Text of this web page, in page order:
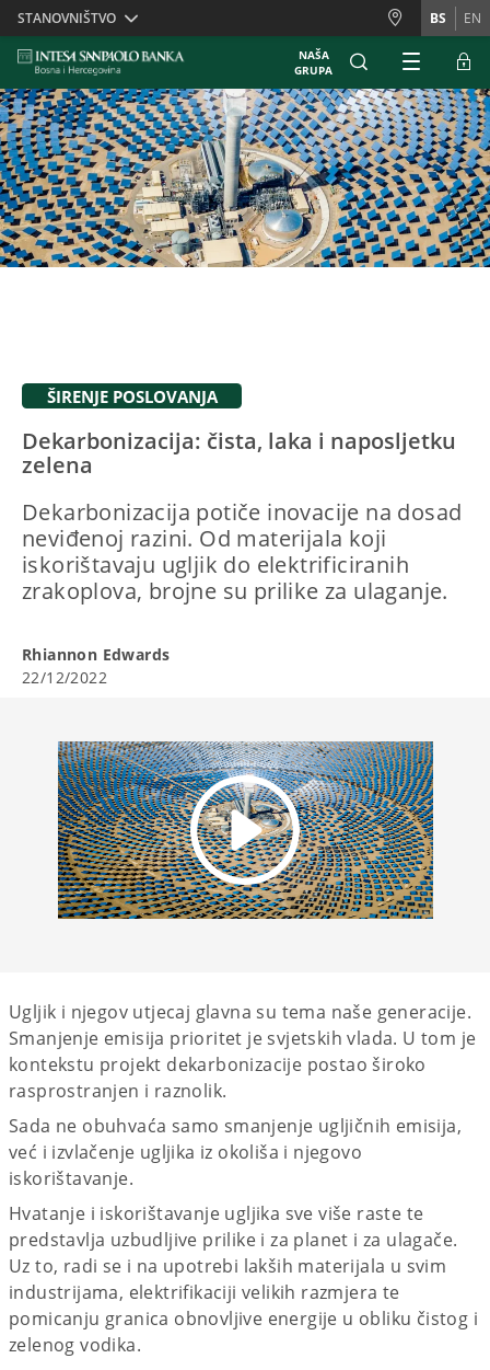
Skiplinks
STANOVNIŠTVO BS EN
NAŠA
GRUPA
ŠIRENJE POSLOVANJA
Dekarbonizacija: čista, laka i naposljetku
zelena
Dekarbonizacija potiče inovacije na dosad
neviđenoj razini. Od materijala koji
iskorištavaju ugljik do elektrificiranih
zrakoplova, brojne su prilike za ulaganje.
Rhiannon Edwards
22/12/2022
Ugljik i njegov utjecaj glavna su tema naše generacije.
Smanjenje emisija prioritet je svjetskih vlada. U tom je
kontekstu projekt dekarbonizacije postao široko
rasprostranjen i raznolik.
Sada ne obuhvaća samo smanjenje ugljičnih emisija,
već i izvlačenje ugljika iz okoliša i njegovo
iskorištavanje.
Hvatanje i iskorištavanje ugljika sve više raste te
predstavlja uzbudljive prilike i za planet i za ulagače.
Uz to, radi se i na upotrebi lakših materijala u svim
industrijama, elektrifikaciji velikih razmjera te
pomicanju granica obnovljive energije u obliku čistog i
zelenog vodika.